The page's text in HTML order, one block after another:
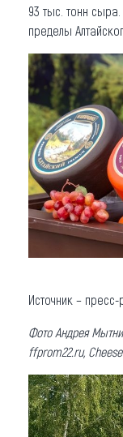
93 тыс. тонн
пределы
Источник – пресс-
Фото Андрея
ffprom22.ru,